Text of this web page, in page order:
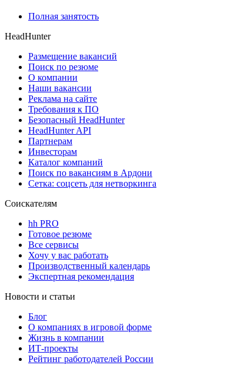
Полная занятость
HeadHunter
Размещение вакансий
Поиск по резюме
О компании
Наши вакансии
Реклама на сайте
Требования к ПО
Безопасный HeadHunter
HeadHunter API
Партнерам
Инвесторам
Каталог компаний
Поиск по вакансиям в Ардони
Сетка: соцсеть для нетворкинга
Соискателям
hh PRO
Готовое резюме
Все сервисы
Хочу у вас работать
Производственный календарь
Экспертная рекомендация
Новости и статьи
Блог
О компаниях в игровой форме
Жизнь в компании
ИТ-проекты
Рейтинг работодателей России